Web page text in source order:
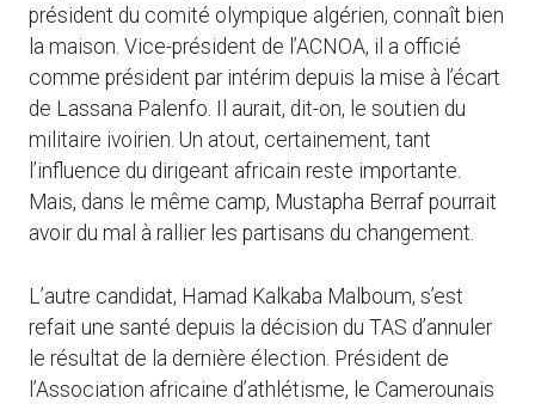
président du comité olympique algérien, connaît bien
la maison. Vice-président de l’ACNOA, il a officié
comme président par intérim depuis la mise à l’écart
de Lassana Palenfo. Il aurait, dit-on, le soutien du
militaire ivoirien. Un atout, certainement, tant
l’influence du dirigeant africain reste importante.
Mais, dans le même camp, Mustapha Berraf pourrait
avoir du mal à rallier les partisans du changement.
L’autre candidat, Hamad Kalkaba Malboum, s’est
refait une santé depuis la décision du TAS d’annuler
le résultat de la dernière élection. Président de
l’Association africaine d’athlétisme, le Camerounais